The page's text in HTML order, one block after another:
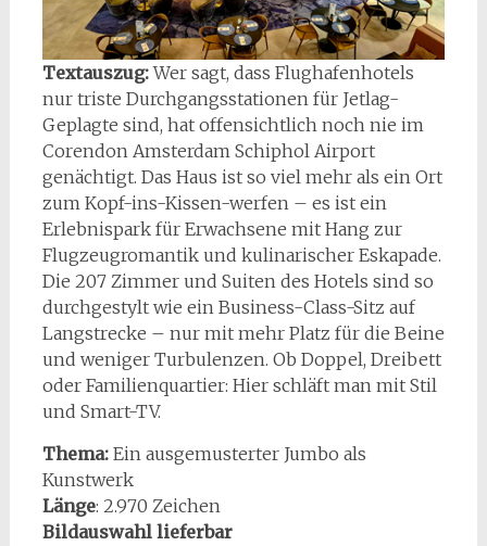
Textauszug:Wer sagt, dass Flughafenhotels
nur triste Durchgangsstationen für Jetlag-
Geplagte sind, hat offensichtlich noch nie im
Corendon Amsterdam Schiphol Airport
genächtigt. Das Haus ist so viel mehr als ein Ort
zum Kopf-ins-Kissen-werfen – es ist ein
Erlebnispark für Erwachsene mit Hang zur
Flugzeugromantik und kulinarischer Eskapade.
Die 207 Zimmer und Suiten des Hotels sind so
durchgestylt wie ein Business-Class-Sitz auf
Langstrecke – nur mit mehr Platz für die Beine
und weniger Turbulenzen. Ob Doppel, Dreibett
oder Familienquartier: Hier schläft man mit Stil
und Smart-TV.
Thema: Ein ausgemusterter Jumbo als
Kunstwerk
Länge: 2.970 Zeichen
Bildauswahl lieferbar